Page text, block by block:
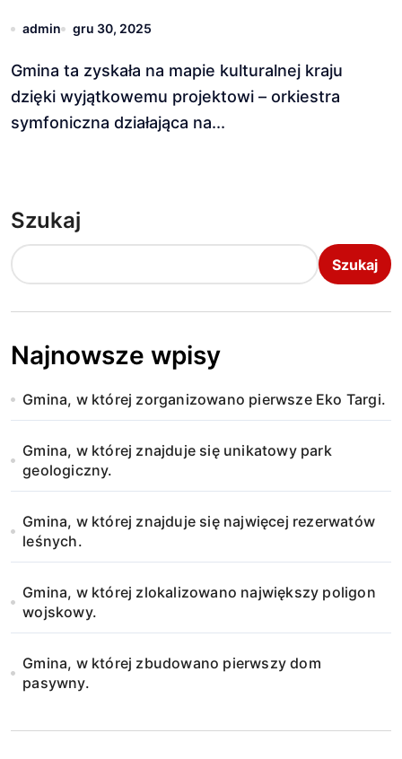
admin gru 30, 2025
Gmina ta zyskała na mapie kulturalnej kraju
dzięki wyjątkowemu projektowi – orkiestra
symfoniczna działająca na...
Szukaj
Szukaj
Najnowsze wpisy
Gmina, w której zorganizowano pierwsze Eko Targi.
Gmina, w której znajduje się unikatowy park
geologiczny.
Gmina, w której znajduje się najwięcej rezerwatów
leśnych.
Gmina, w której zlokalizowano największy poligon
wojskowy.
Gmina, w której zbudowano pierwszy dom
pasywny.